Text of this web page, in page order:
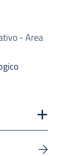
- Area